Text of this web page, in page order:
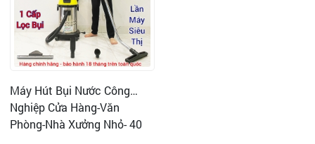
Máy Hút Bụi Nước Công
Nghiệp Cửa Hàng-Văn
Phòng-Nhà Xưởng Nhỏ- 40